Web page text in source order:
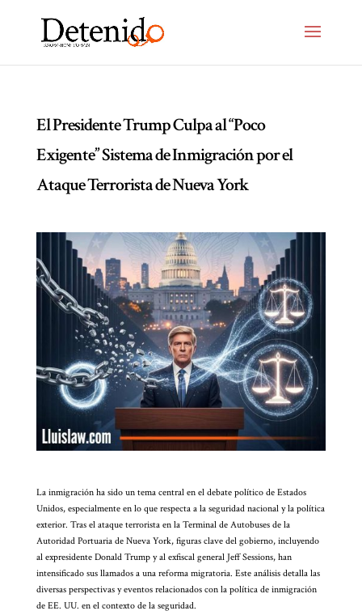
El Presidente Trump Culpa al “Poco
Exigente” Sistema de Inmigración por el
Ataque Terrorista de Nueva York
La inmigración ha sido un tema central en el debate político de Estados
Unidos, especialmente en lo que respecta a la seguridad nacional y la política
exterior. Tras el ataque terrorista en la Terminal de Autobuses de la
Autoridad Portuaria de Nueva York, figuras clave del gobierno, incluyendo
al expresidente Donald Trump y al exfiscal general Jeff Sessions, han
intensificado sus llamados a una reforma migratoria. Este análisis detalla las
diversas perspectivas y eventos relacionados con la política de inmigración
de EE. UU. en el contexto de la seguridad.